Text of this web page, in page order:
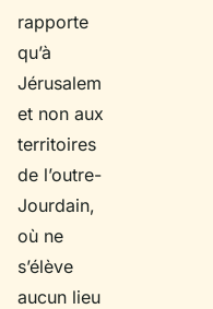
rapporte
qu’à
Jérusalem
et non aux
territoires
de l’outre-
Jourdain,
où ne
s’élève
aucun lieu